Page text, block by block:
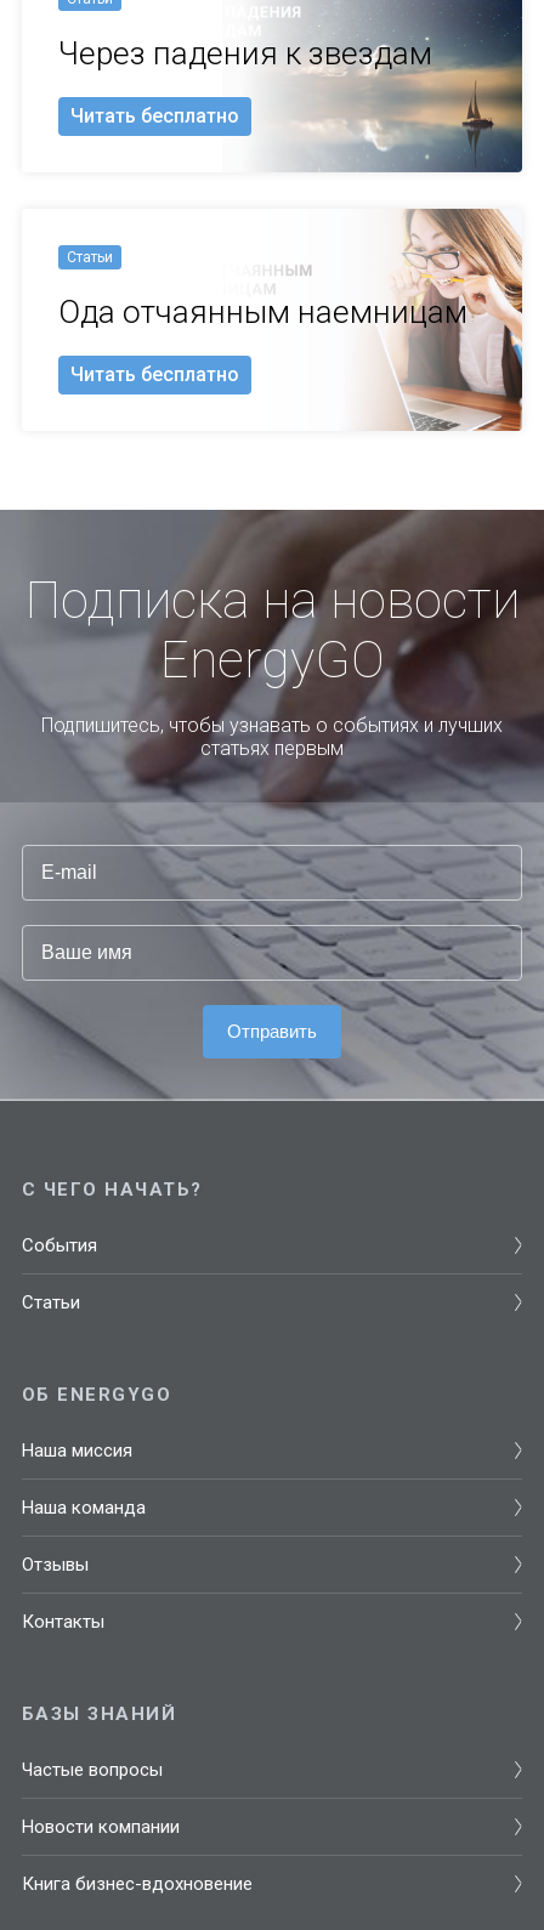
Через падения к звездам
Читать бесплатно
Статьи
Ода отчаянным наемницам
Читать бесплатно
Подписка на новости
EnergyGO
Подпишитесь, чтобы узнавать о событиях и лучших
статьях первым
С ЧЕГО НАЧАТЬ?
События
Статьи
ОБ ENERGYGO
Наша миссия
Наша команда
Отзывы
Контакты
БАЗЫ ЗНАНИЙ
Частые вопросы
Новости компании
Книга бизнес-вдохновение